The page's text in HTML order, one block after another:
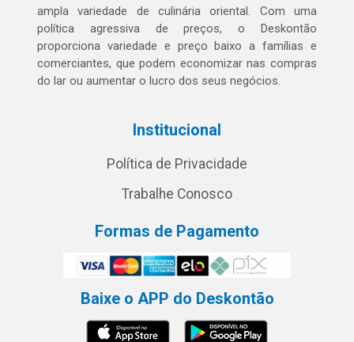
ampla variedade de culinária oriental. Com uma
política agressiva de preços, o Deskontão
proporciona variedade e preço baixo a famílias e
comerciantes, que podem economizar nas compras
do lar ou aumentar o lucro dos seus negócios.
Institucional
Política de Privacidade
Trabalhe Conosco
Formas de Pagamento
Baixe o APP do Deskontão